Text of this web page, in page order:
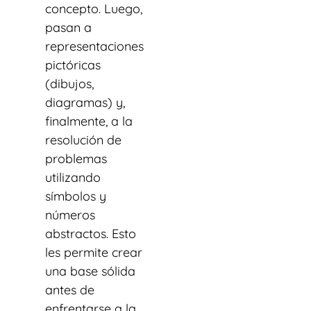
concepto. Luego,
pasan a
representaciones
pictóricas
(dibujos,
diagramas) y,
finalmente, a la
resolución de
problemas
utilizando
símbolos y
números
abstractos. Esto
les permite crear
una base sólida
antes de